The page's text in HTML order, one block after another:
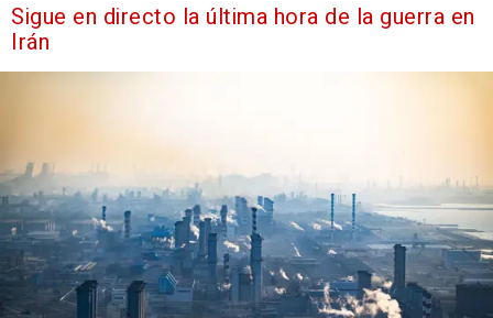
Sigue en directo la última hora de la guerra en
Irán